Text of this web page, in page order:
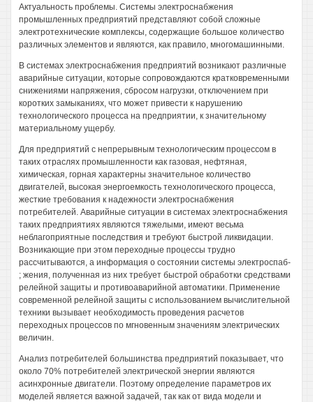
Актуальность проблемы. Системы электроснабжения
промышленных предприятий представляют собой сложные
электротехнические комплексы, содержащие большое количество
различных элементов и являются, как правило, многомашинными.
В системах электроснабжения предприятий возникают различные
аварийные ситуации, которые сопровождаются кратковременными
снижениями напряжения, сбросом нагрузки, отключением при
коротких замыканиях, что может привести к нарушению
технологического процесса на предприятии, к значительному
материальному ущербу.
Для предприятий с непрерывным технологическим процессом в
таких отраслях промышленности как газовая, нефтяная,
химическая, горная характерны значительное количество
двигателей, высокая энергоемкость технологического процесса,
жесткие требования к надежности электроснабжения
потребителей. Аварийные ситуации в системах электроснабжения
таких предприятиях являются тяжелыми, имеют весьма
неблагоприятные последствия и требуют быстрой ликвидации.
Возникающие при этом переходные процессы трудно
рассчитываются, а информация о состоянии системы электроспаб-
; жения, полученная из них требует быстрой обработки средствами
релейной защиты и противоаварийной автоматики. Применение
современной релейной защиты с использованием вычислительной
техники вызывает необходимость проведения расчетов
переходных процессов по мгновенным значениям электрических
величин.
Анализ потребителей большинства предприятий показывает, что
около 70% потребителей электрической энергии являются
асинхронные двигатели. Поэтому определение параметров их
моделей является важной задачей, так как от вида модели и